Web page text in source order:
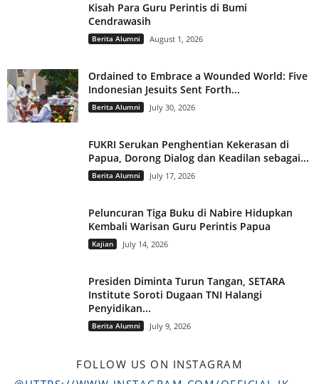
Kisah Para Guru Perintis di Bumi
Cendrawasih
Berita Alumni August 1, 2026
Ordained to Embrace a Wounded World: Five
Indonesian Jesuits Sent Forth...
Berita Alumni July 30, 2026
FUKRI Serukan Penghentian Kekerasan di
Papua, Dorong Dialog dan Keadilan sebagai...
Berita Alumni July 17, 2026
Peluncuran Tiga Buku di Nabire Hidupkan
Kembali Warisan Guru Perintis Papua
Kajian July 14, 2026
Presiden Diminta Turun Tangan, SETARA
Institute Soroti Dugaan TNI Halangi
Penyidikan...
Berita Alumni July 9, 2026
FOLLOW US ON INSTAGRAM